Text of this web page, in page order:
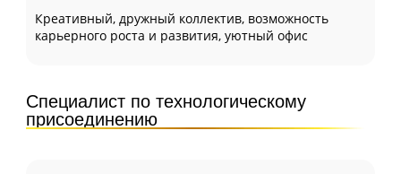
Креативный, дружный коллектив, возможность
карьерного роста и развития, уютный офис
Специалист по технологическому
присоединению